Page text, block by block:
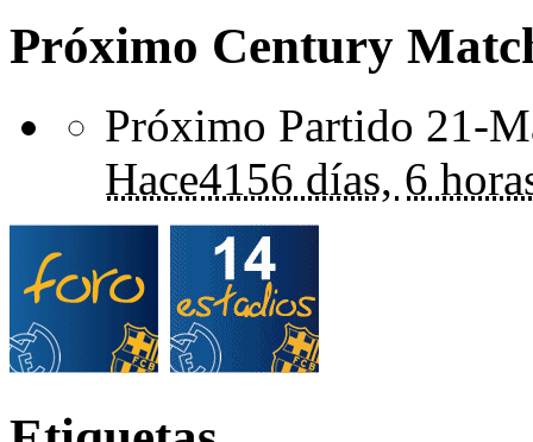
Próximo Century
Próximo Partido 21-
Hace4156 días, 6